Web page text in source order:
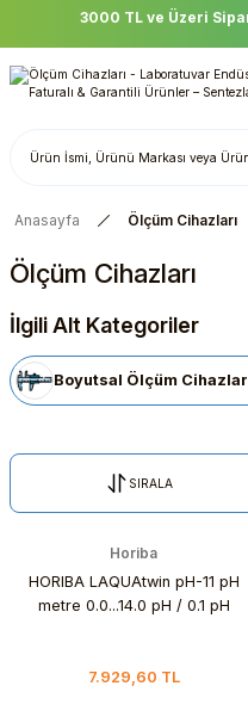
3000 TL ve Üzeri
Anasayfa Ölçüm Cihazları
Ölçüm Cihazları
İlgili Alt Kategoriler
Boyutsal Ölçüm
SIRALA
Horiba
HORIBA LAQUAtwin pH-11 pH
metre 0.0...14.0 pH / 0.1 pH
7.929,60 TL